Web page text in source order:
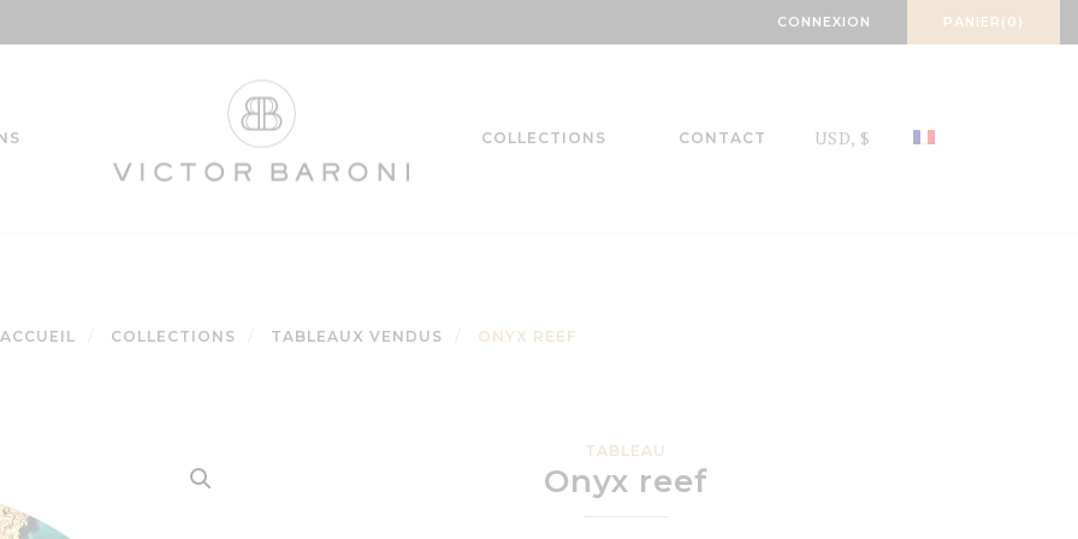
CONNEXION PANIER(0)
COLLECTIONS CONTACT USD, $
ACCUEIL COLLECTIONS TABLEAUX VENDUS ONYX REEF
TABLEAU
Onyx reef